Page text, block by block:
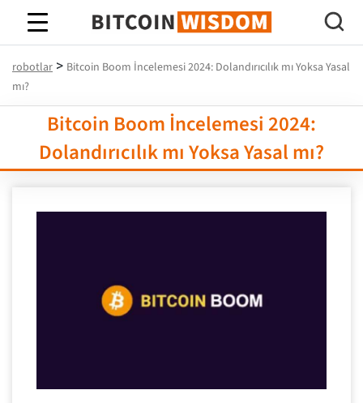
Bitcoin Bilgeliği
robotlar > Bitcoin Boom İncelemesi 2024: Dolandırıcılık mı Yoksa Yasal
mı?
Bitcoin Boom İncelemesi 2024:
Dolandırıcılık mı Yoksa Yasal mı?